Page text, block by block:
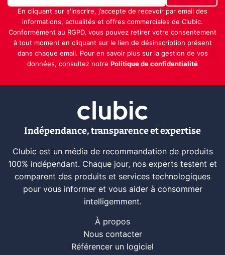
En cliquant sur s'inscrire, j’accepte de recevoir par email des
informations, actualités et offres commerciales de Clubic.
Conformément au RGPD, vous pouvez retirer votre consentement
à tout moment en cliquant sur le lien de désinscription présent
dans chaque email. Pour en savoir plus sur la gestion de vos
données, consultez notre Politique de confidentialité
Indépendance, transparence et expertise
Clubic est un média de recommandation de produits
100% indépendant. Chaque jour, nos experts testent et
comparent des produits et services technologiques
pour vous informer et vous aider à consommer
intelligemment.
À propos
Nous contacter
Référencer un logiciel